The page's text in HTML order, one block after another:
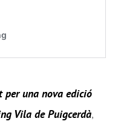
per una nova edició
Vila de Puigcerdà,